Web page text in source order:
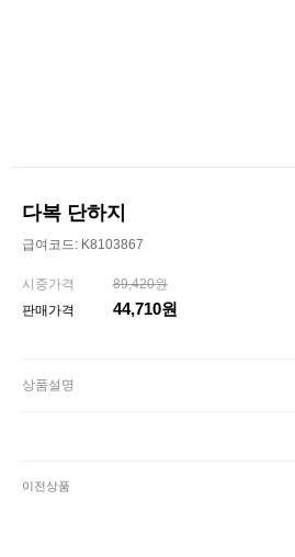
다복 단하지
급여코드: K8103867
시중가격
89,420원
판매가격
44,710원
상품설명
이전상품